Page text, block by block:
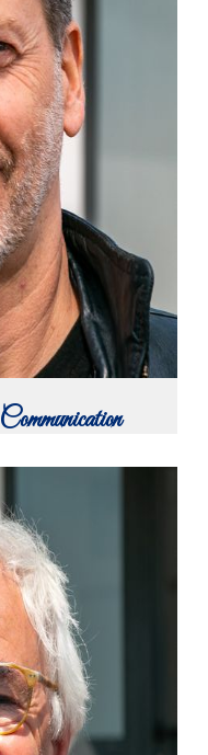
Communication